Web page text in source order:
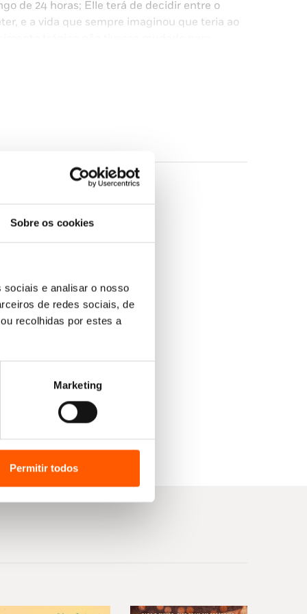
Sobre os cookies
sociais e analisar o nosso
de redes sociais, de
recolhidas por estes a
Marketing
Permitir todos
de 24 horas; Elle terá de decidir entre o
e a vida que sempre imaginou que teria ao
resplandecente e autêntico.»
tentará adivinhar o final até à última
descreve na perfeição a Natureza como
me totalmente nesta ágil narrativa